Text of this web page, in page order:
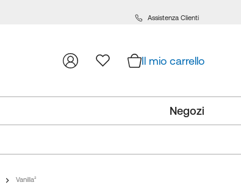
Assistenza Clienti
Il mio carrello
Negozi
Vanilla²